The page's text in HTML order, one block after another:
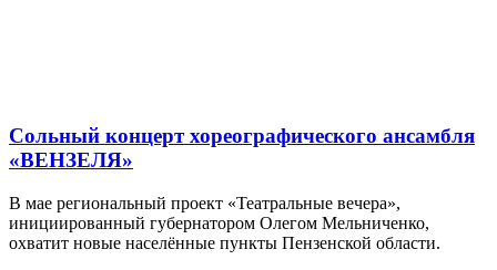
Сольный концерт хореографического ансамбля
«ВЕНЗЕЛЯ»
В мае региональный проект «Театральные вечера»,
инициированный губернатором Олегом Мельниченко,
охватит новые населённые пункты Пензенской области.